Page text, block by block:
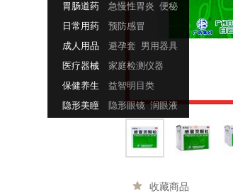
儿童发烧
胃肠道药 急慢性胃炎 便秘
消化性溃疡
日常用药
预防感冒
风热感冒
成人用品 避孕套 男用器具
医疗器械
家庭检测仪器
保健养生
益智明目类
健康睡眠类
隐形美瞳 隐形眼镜 润眼液
收藏商品